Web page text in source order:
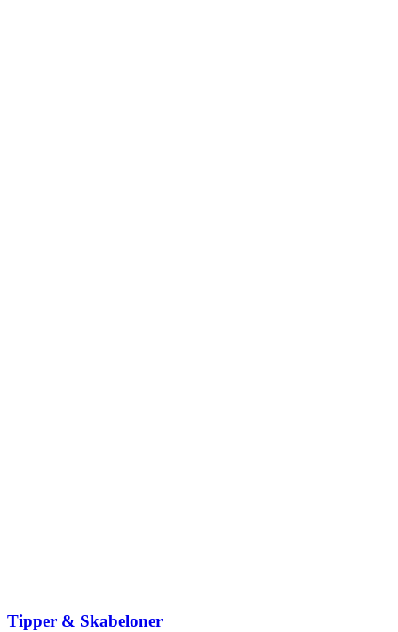
Tipper & Skabeloner